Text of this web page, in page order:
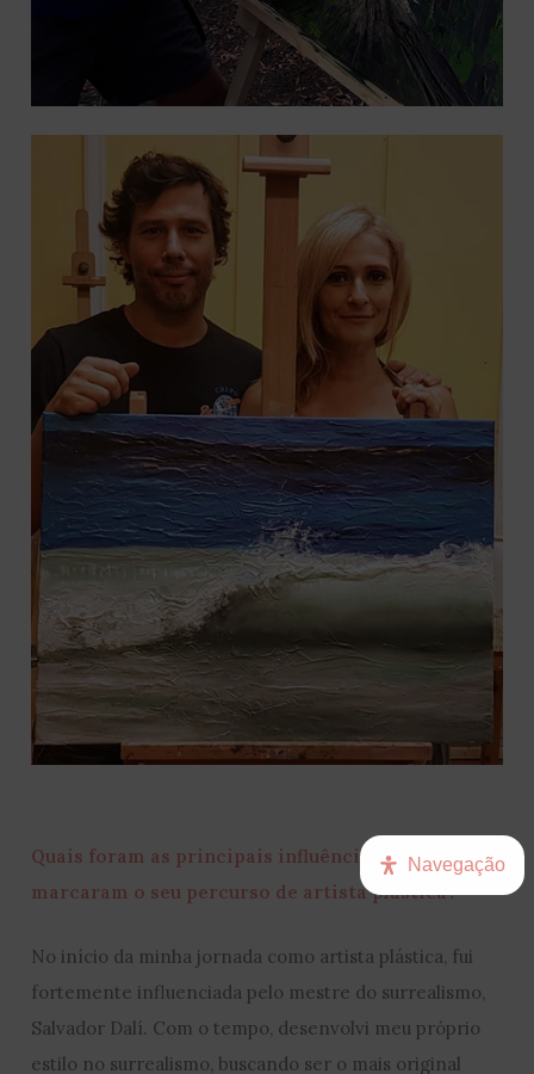
Quais foram as principais influências que
marcaram o seu percurso de artista plástica?
No início da minha jornada como artista plástica, fui
fortemente influenciada pelo mestre do surrealismo,
Salvador Dalí. Com o tempo, desenvolvi meu próprio
estilo no surrealismo, buscando ser o mais original
Navegação